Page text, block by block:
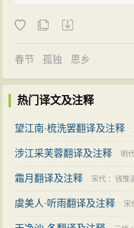
春节 孤独 思乡
热门译文及注释
望江南·梳洗罢翻译及注释
涉江采芙蓉翻译及注释 明
霜月翻译及注释 宋代 ：钱惟
虞美人·听雨翻译及注释 宋